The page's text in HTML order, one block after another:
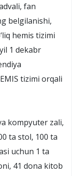
fan
belgilanishi,
hemis tizimi
1 dekabr
tizimi orqali
kompyuter zali,
ta stol, 100 ta
uchun 1 ta
41 dona kitob